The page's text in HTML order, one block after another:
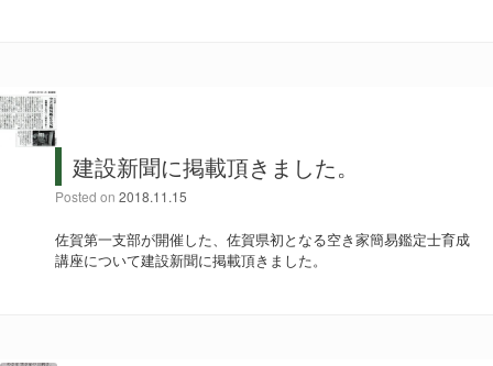
建設新聞に掲載頂きました。
Posted on 2018.11.15
佐賀第一支部が開催した、佐賀県初となる空き家簡易鑑定士育成
講座について建設新聞に掲載頂きました。